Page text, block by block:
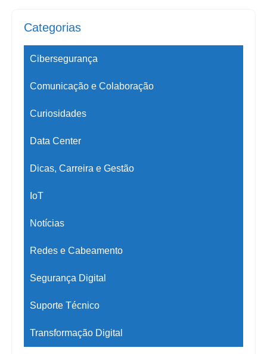
Categorias
Cibersegurança
Comunicação e Colaboração
Curiosidades
Data Center
Dicas, Carreira e Gestão
IoT
Notícias
Redes e Cabeamento
Segurança Digital
Suporte Técnico
Transformação Digital